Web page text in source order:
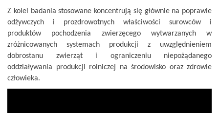
Z kolei badania stosowane koncentrują się głównie na poprawie
odżywczych i prozdrowotnych właściwości surowców i
produktów pochodzenia zwierzęcego wytwarzanych w
zróżnicowanych systemach produkcji z uwzględnieniem
dobrostanu zwierząt i ograniczeniu niepożądanego
oddziaływania produkcji rolniczej na środowisko oraz zdrowie
człowieka.